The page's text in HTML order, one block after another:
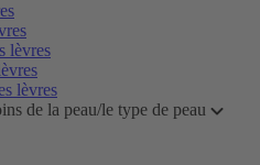
lèvres
lèvres
de la peau/le type de peau